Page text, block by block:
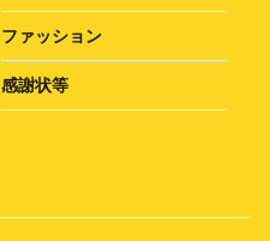
ファッション
感謝状等